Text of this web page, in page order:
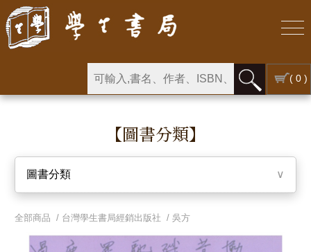
( 0 )
【圖書分類】
圖書分類 ∨
全部商品 / 台灣學生書局經銷出版社 /吳方